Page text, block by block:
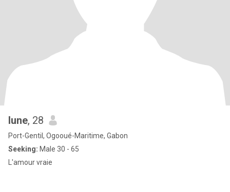
lune, 28
Port-Gentil, Ogooué-Maritime, Gabon
Seeking: Male 30 - 65
L'amour vraie